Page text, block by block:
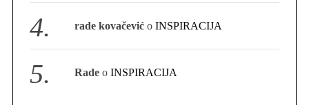
rade kovačević oINSPIRACIJA
Rade oINSPIRACIJA
: